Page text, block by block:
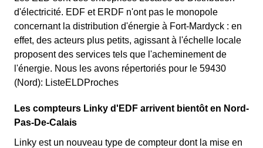
d'électricité. EDF et ERDF n'ont pas le monopole
concernant la distribution d'énergie à Fort-Mardyck : en
effet, des acteurs plus petits, agissant à l'échelle locale
proposent des services tels que l'acheminement de
l'énergie. Nous les avons répertoriés pour le 59430
(Nord): ListeELDProches
Les compteurs Linky d'EDF arrivent bientôt en Nord-
Pas-De-Calais
Linky est un nouveau type de compteur dont la mise en